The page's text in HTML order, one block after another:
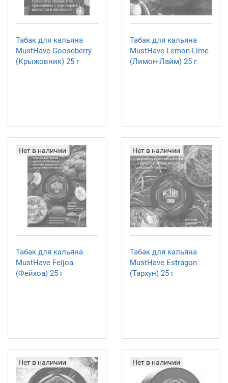
Табак для кальяна
MustHave Gooseberry
(Крыжовник) 25 г
Табак для кальяна
MustHave Lemon-Lime
(Лимон-Лайм) 25 г
Нет в наличии
Табак для кальяна
MustHave Feijoa
(Фейхоа) 25 г
Нет в наличии
Табак для кальяна
MustHave Estragon
(Тархун) 25 г
Нет в наличии Нет в наличии